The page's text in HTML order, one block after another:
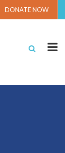
DONATE NOW